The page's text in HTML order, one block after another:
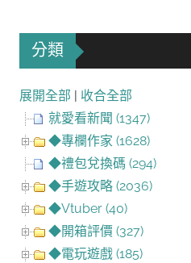
分類
展開全部
收合全部
就愛看新聞 (1347)
◆專欄作家 (1628)
◆禮包兌換碼 (294)
◆手遊攻略 (2036)
◆Vtuber (40)
◆開箱評價 (327)
◆電玩遊戲 (185)